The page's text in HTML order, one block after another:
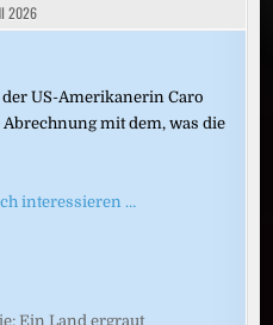
2026
der US-Amerikanerin Caro
mit dem, was die
interessieren …